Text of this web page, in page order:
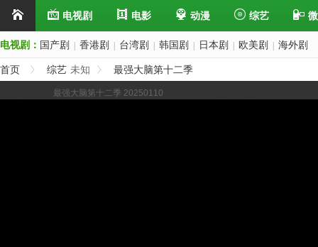
电视剧 电影 动漫 综艺
电视剧： 国产剧 香港剧 台湾剧 韩国剧 日本剧 欧美剧 海外剧
首页 综艺 未知 最强大脑第十二季
最强大脑第十二季 20250110